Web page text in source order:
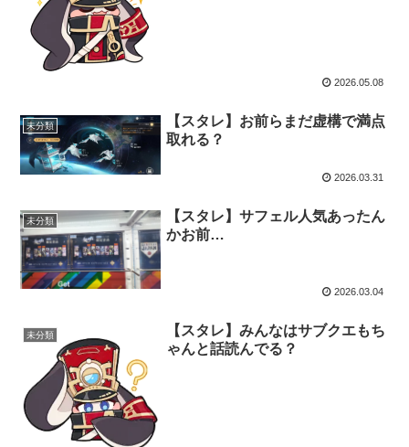
2026.05.08
未分類
【スタレ】お前らまだ虚構で満点
取れる？
2026.03.31
未分類
【スタレ】サフェル人気あったん
かお前…
2026.03.04
未分類
【スタレ】みんなはサブクエもち
ゃんと話読んでる？